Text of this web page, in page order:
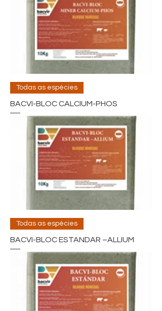
Todas as espécies
BACVI-BLOC CALCIUM-PHOS
Todas as espécies
BACVI-BLOC ESTANDAR –ALLIUM